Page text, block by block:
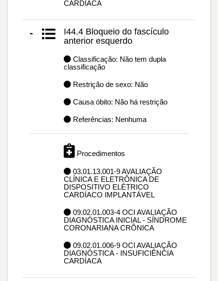
CARDÍACA
-
I44.4 Bloqueio do fascículo
anterior esquerdo
Classificação: Não tem dupla
classificação
Restrição de sexo: Não
Causa óbito: Não há restrição
Referências: Nenhuma
Procedimentos
03.01.13.001-9 AVALIAÇÃO
CLÍNICA E ELETRÔNICA DE
DISPOSITIVO ELÉTRICO
CARDÍACO IMPLANTÁVEL
09.02.01.003-4 OCI AVALIAÇÃO
DIAGNÓSTICA INICIAL - SÍNDROME
CORONARIANA CRÔNICA
09.02.01.006-9 OCI AVALIAÇÃO
DIAGNÓSTICA - INSUFICIÊNCIA
CARDÍACA